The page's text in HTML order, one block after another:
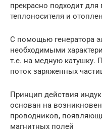
прекрасно подходит для
теплоносителя и
С помощью генератора
необходимыми
т.е. на медную катушку.
поток заряженных
Принцип действия
основан на
проводников,
магнитных полей